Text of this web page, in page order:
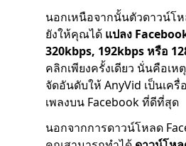
นอกเหนือจากนั้นตัวดาวน์โ
ยังให้คุณได้ แปลง
320kbps, 192kbps หรือ
คลิกเพียงครั้งเดียว นั่นคือเ
จัดอันดับให้ AnyVid เป็นเค
เพลงบน Facebook ที่ดีที่สุด
นอกจากการดาวน์โหลด